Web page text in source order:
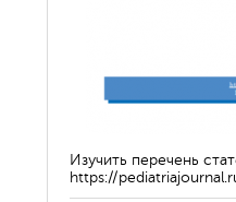
Изучить перечень
https://